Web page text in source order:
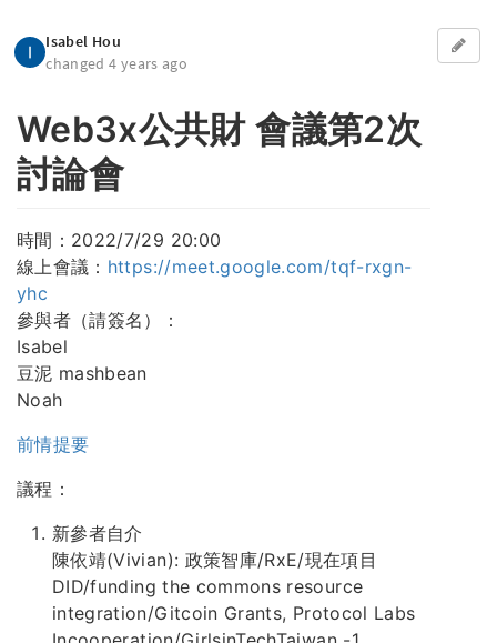
Isabel Hou
changed 4 years ago
Web3x公共財 會議第2次
討論會
時間：2022/7/29 20:00
線上會議： https://meet.google.com/tqf-rxgn-
yhc
參與者（請簽名）：
Isabel
豆泥 mashbean
Noah
前情提要
議程：
新參者自介
陳依靖(Vivian): 政策智庫/RxE/現在項目
DID/funding the commons resource
integration/Gitcoin Grants, Protocol Labs